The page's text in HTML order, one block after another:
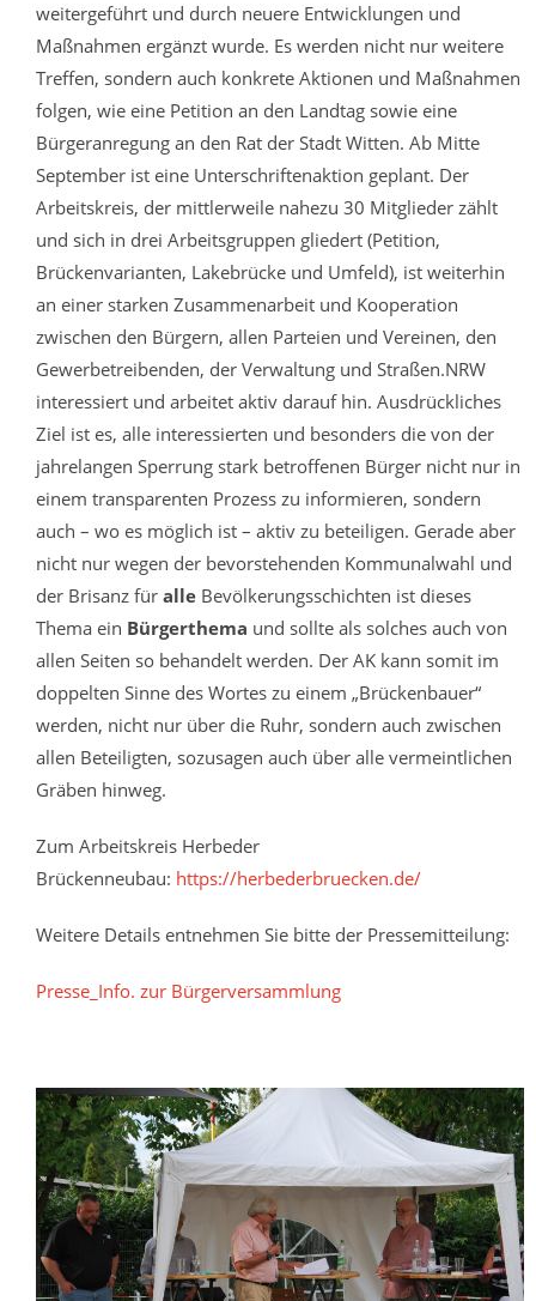
weitergeführt und durch neuere Entwicklungen und
Maßnahmen ergänzt wurde. Es werden nicht nur weitere
Treffen, sondern auch konkrete Aktionen und Maßnahmen
folgen, wie eine Petition an den Landtag sowie eine
Bürgeranregung an den Rat der Stadt Witten. Ab Mitte
September ist eine Unterschriftenaktion geplant. Der
Arbeitskreis, der mittlerweile nahezu 30 Mitglieder zählt
und sich in drei Arbeitsgruppen gliedert (Petition,
Brückenvarianten, Lakebrücke und Umfeld), ist weiterhin
an einer starken Zusammenarbeit und Kooperation
zwischen den Bürgern, allen Parteien und Vereinen, den
Gewerbetreibenden, der Verwaltung und Straßen.NRW
interessiert und arbeitet aktiv darauf hin. Ausdrückliches
Ziel ist es, alle interessierten und besonders die von der
jahrelangen Sperrung stark betroffenen Bürger nicht nur in
einem transparenten Prozess zu informieren, sondern
auch – wo es möglich ist – aktiv zu beteiligen. Gerade aber
nicht nur wegen der bevorstehenden Kommunalwahl und
der Brisanz für alle Bevölkerungsschichten ist dieses
Thema ein Bürgerthema und sollte als solches auch von
allen Seiten so behandelt werden. Der AK kann somit im
doppelten Sinne des Wortes zu einem „Brückenbauer“
werden, nicht nur über die Ruhr, sondern auch zwischen
allen Beteiligten, sozusagen auch über alle vermeintlichen
Gräben hinweg.
Zum Arbeitskreis Herbeder
Brückenneubau: https://herbederbruecken.de/
Weitere Details entnehmen Sie bitte der Pressemitteilung:
Presse_Info. zur Bürgerversammlung